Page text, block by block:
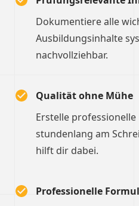
Dokumentiere alle
Ausbildungsinhalte
nachvollziehbar.
Qualität ohne Mühe
Erstelle
stundenlang am
hilft dir dabei.
Professionelle